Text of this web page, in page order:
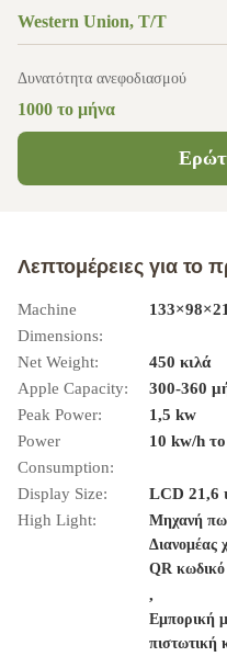
Western Union, T/T
Δυνατότητα ανεφοδιασμού
1000 το μήνα
Λεπτομέρειες για το
Machine
Dimensions:
Net Weight:
450 κιλά
Apple Capacity:
300-360
Peak Power:
1,5 kw
Power
Consumption:
10 kw/h
Display Size:
LCD 21,6
High Light:
Μηχανή
Διανομέας
QR κωδικό
,
Εμπορική
πιστωτική